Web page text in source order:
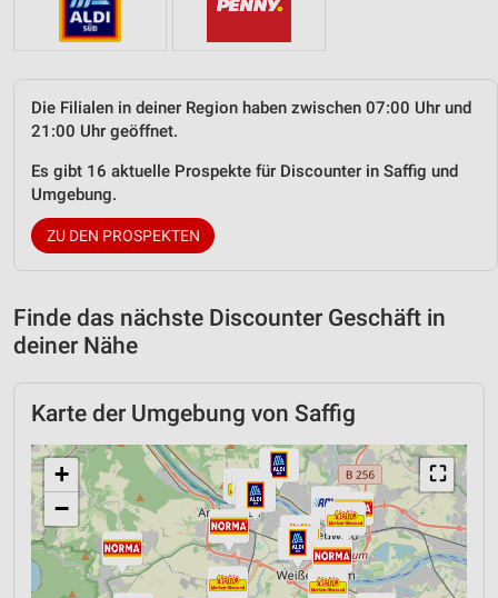
Die Filialen in deiner Region haben zwischen 07:00 Uhr und
21:00 Uhr geöffnet.
Es gibt 16 aktuelle Prospekte für Discounter in Saffig und
Umgebung.
ZU DEN PROSPEKTEN
Finde das nächste Discounter Geschäft in
deiner Nähe
Karte der Umgebung von Saffig
⛶
+
−